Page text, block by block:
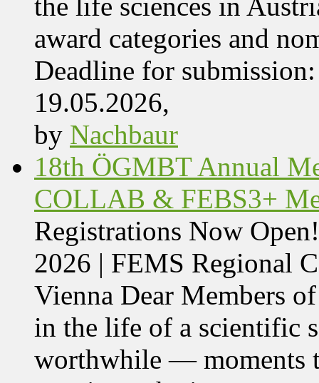
award categories and
Deadline for
19.05.2026,
by Nachbaur
18th ÖGMBT Annual
COLLAB & FEBS3+
Registrations Now
2026 | FEMS Regional
Vienna Dear Members
in the life of a scientific
worthwhile — moments